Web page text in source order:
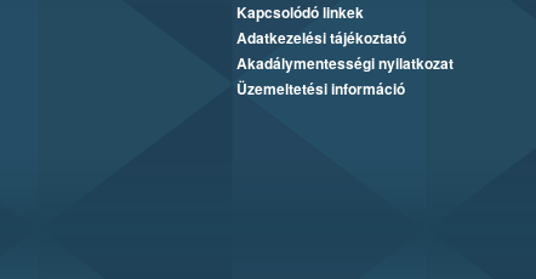
Kapcsolódó linkek
Adatkezelési tájékoztató
Akadálymentességi nyilatkozat
Üzemeltetési információ